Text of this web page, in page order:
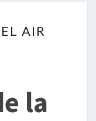
AIR
la